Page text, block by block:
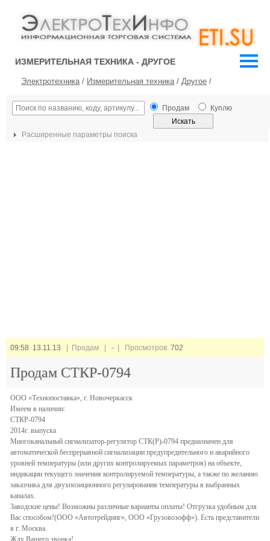
ИЗМЕРИТЕЛЬНАЯ ТЕХНИКА - ДРУГОЕ
Электротехника/ Измерительная техника/ Другое /
Продам Куплю
Расширенные параметры поиска
09:58 13.11.13 | Продам | - | Просмотров: 702
Продам СТКР-0794
ООО «Технопоставка», г. Новочеркасск
Имеем в наличии:
СТКР-0794
2014г. выпуска
Многоканальный сигнализатор-регулятор СТК(Р)-0794 предназначен для
автоматической беспрерывной сигнализации предупредительного и аварийного
уровней температуры (или других контролируемых параметров) на объекте,
индикации текущего значения контролируемой температуры, а также по желанию
заказчика для двухпозиционного регулирования температуры в выбранных
каналах.
Заводские цены! Возможны различные варианты оплаты! Отгрузка удобным для
Вас способом!(ООО «Автотрейдинг», ООО «Грузовозофф»). Есть представители
в г. Москва.
Жду Вашего звонка!